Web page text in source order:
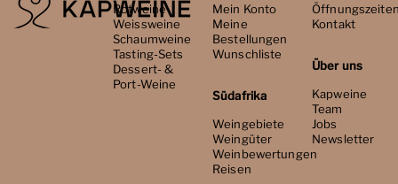
Rotweine
Weissweine
Schaumweine
Tasting-Sets
Dessert- &
Port-Weine
Mein Konto
Meine
Bestellungen
Wunschliste
Südafrika
Weingebiete
Weingüter
Weinbewertungen
Reisen
Kontakt
Über uns
Kapweine
Team
Jobs
Newsletter